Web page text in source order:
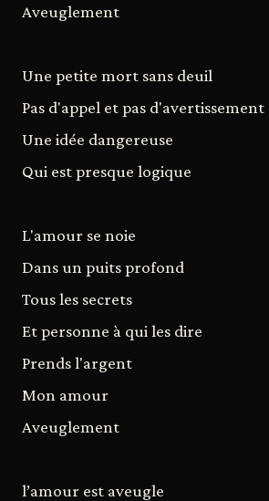
Aveuglement
Une petite mort sans deuil
Pas d'appel et pas d'avertissement
Une idée dangereuse
Qui est presque logique
L'amour se noie
Dans un puits profond
Tous les secrets
Et personne à qui les dire
Prends l'argent
Mon amour
Aveuglement
l’amour est aveugle